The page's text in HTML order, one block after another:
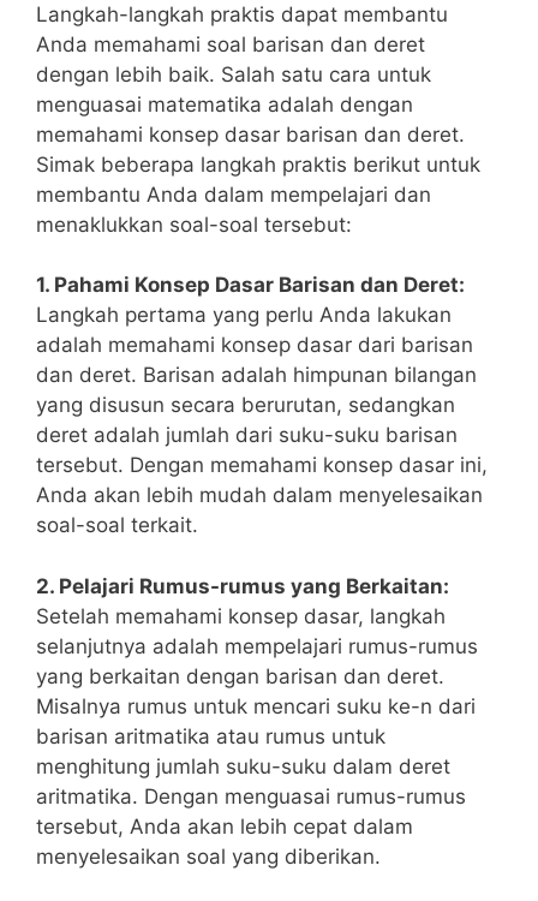
Langkah-langkah praktis dapat membantu
Anda ‌memahami soal barisan dan deret
dengan lebih baik. Salah satu cara untuk
menguasai ⁤matematika adalah dengan
memahami​ konsep dasar barisan dan deret.
Simak beberapa langkah praktis‍ berikut untuk⁢
membantu Anda dalam mempelajari ‌dan
menaklukkan soal-soal tersebut:
1. Pahami Konsep Dasar Barisan dan Deret:
Langkah pertama yang perlu Anda lakukan
adalah ‍memahami konsep dasar dari barisan
dan ​deret. Barisan adalah ‍himpunan bilangan
yang disusun secara ⁤berurutan, sedangkan
deret ‌adalah jumlah dari suku-suku barisan
⁢tersebut. Dengan memahami konsep dasar ini,
Anda akan lebih mudah⁣ dalam menyelesaikan
soal-soal terkait.
2. Pelajari⁤ Rumus-rumus ⁢yang Berkaitan:
Setelah memahami konsep dasar, langkah
selanjutnya adalah mempelajari rumus-rumus
yang ​berkaitan dengan barisan dan deret. ​
Misalnya rumus untuk mencari⁢ suku ‌ke-n dari
barisan aritmatika ‌atau rumus untuk
menghitung jumlah suku-suku ​dalam deret
aritmatika. Dengan menguasai rumus-rumus
tersebut, ⁣Anda akan lebih cepat dalam
menyelesaikan soal yang‌ diberikan.